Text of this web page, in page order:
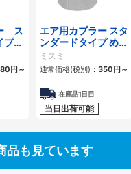
ス
プ
円 ～
エア用カプラー スタ
ンダードタイプ めね
じプラグ
ミスミ
通常価格(税別)： 350 円 ～
在庫品1日目
当日出荷可能
品も見ています